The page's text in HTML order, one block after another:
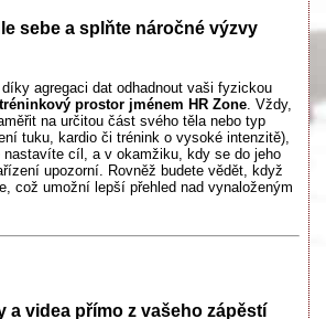
sebe a splňte náročné výzvy
agregaci dat odhadnout vaši fyzickou
prostor jménem HR Zone . Vždy,
na určitou část svého těla nebo typ
tuku, kardio či trénink o vysoké intenzitě),
nastavíte cíl, a v okamžiku, kdy se do jeho
upozorní. Rovněž budete vědět, když
což umožní lepší přehled nad vynaloženým
a videa přímo z vašeho zápěstí